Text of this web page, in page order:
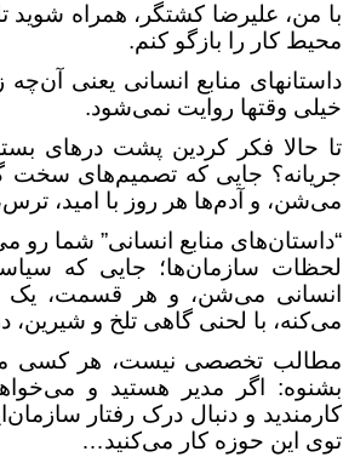
با من، علیرضا کشتگر، همراه شوید
محیط کار را بازگو کنم.
داستانهای منابع انسانی یعنی
خیلی وقتها روایت نمی‌شود.
تا حالا فکر کردین پشت درهای
جریانه؟ جایی که تصمیم‌های سخت
می‌شن، و آدم‌ها هر روز با امید،
“داستان‌های منابع انسانی” شما رو
لحظات سازمان‌ها؛ جایی که
انسانی می‌شن، و هر قسمت، یک
می‌کنه، با لحنی گاهی تلخ و شیرین،
مطالب تخصصی نیست، هر کسی
بشنوه: اگر مدیر هستید و
کارمندید و دنبال درک رفتار
توی این حوزه کار می‌کنید…